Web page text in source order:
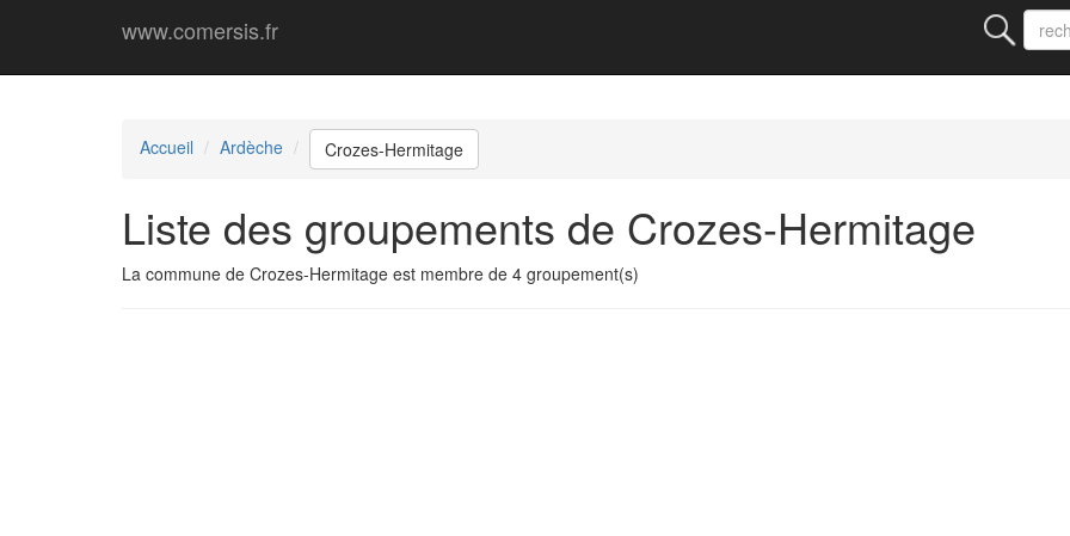
www.comersis.fr
Accueil Ardèche Crozes-Hermitage
Liste des groupements de Crozes-Hermitage
La commune de Crozes-Hermitage est membre de 4 groupement(s)